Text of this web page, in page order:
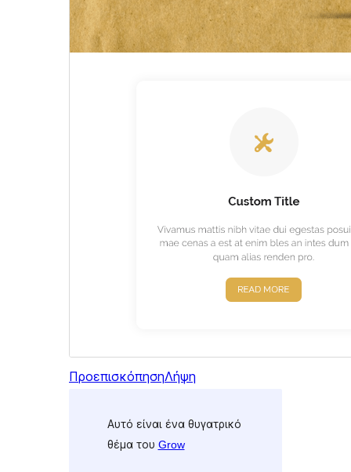
ΠροεπισκόπησηΛήψη
Αυτό είναι ένα θυγατρικό
θέμα του Grow